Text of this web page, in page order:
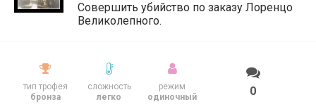
Совершить убийство по заказу Лоренцо
Великолепного.
тип трофея
бронза
сложность
легко
режим
одиночный
0